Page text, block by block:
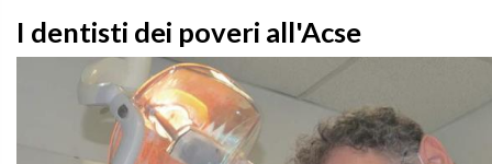
I dentisti dei poveri all'Acse